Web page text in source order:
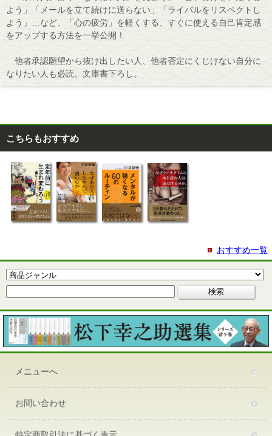
よう」「メールを立て続けに送らない」「ライバルをリスペクトし
よう」…など、「心の疲労」を軽くする、すぐに使える自己肯定感
をアップする方法を一挙公開！
他者承認願望から抜け出したい人、他者否定にくじけない自分に
なりたい人も必読。文庫書下ろし。
こちらもおすすめ
おすすめ一覧
メニューへ
お問い合わせ